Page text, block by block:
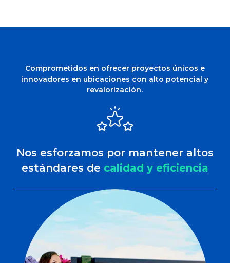
Comprometidos en ofrecer proyectos únicos e
innovadores en ubicaciones con alto potencial y
revalorización.
Nos esforzamos por mantener altos
estándares de calidad y eficiencia